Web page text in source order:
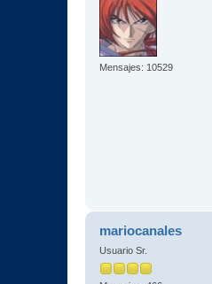
Mensajes: 10529
mariocanales
Usuario Sr.